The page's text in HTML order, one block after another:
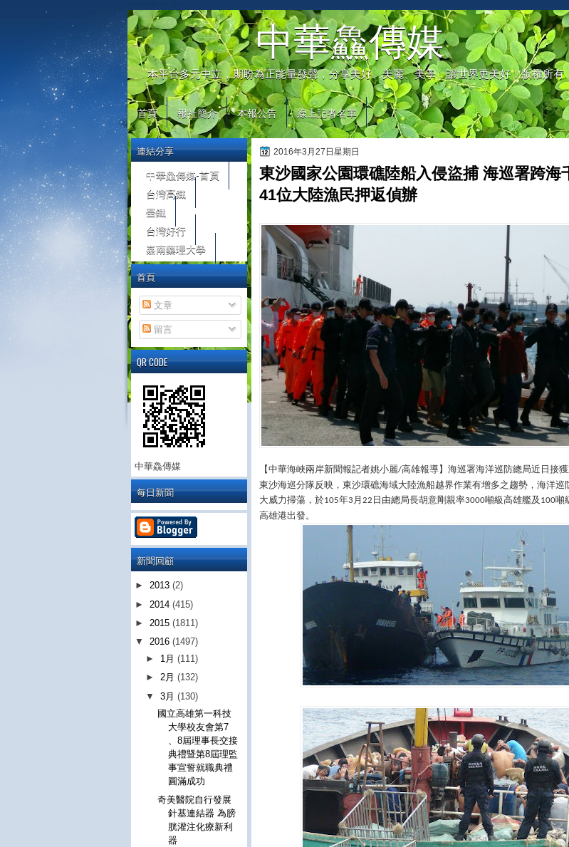
中華鱻傳媒
本平台多元中立，期盼為正能量發聲，分享美好、美麗、美學，讓世界更美好！版權所
首頁 報社簡介 本報公告 線上記者名單
2016年3月27日星期日
東沙國家公園環礁陸船入侵盜捕 海巡署跨海
41位大陸漁民押返偵辦
【中華海峽兩岸新聞報記者姚小麗/高雄報導】海巡署海洋巡防總局近日接
東沙海巡分隊反映，東沙環礁海域大陸漁船越界作業有增多之趨勢，海洋巡
大威力掃蕩，於105年3 月 22 日由總局長胡意剛親率3000噸級高雄艦及 100噸
高雄港出發。
連結分享
中華鱻傳媒-首頁
台灣高鐵
臺鐵
台灣好行
嘉南藥理大學
首頁
文章
留言
QR CODE
中華鱻傳媒
每日新聞
新聞回顧
► 2013 (2)
► 2014 (415)
► 2015 (1811)
▼ 2016 (1497)
► 1月(111)
►2月(132)
▼3月(130)
國立高雄第一科技
大學校友會第7
、8屆理事長交接
典禮暨第8屆理監
事宣誓就職典禮
圓滿成功
奇美醫院自行發展
針基連結器 為膀
胱灌注化療新利
器